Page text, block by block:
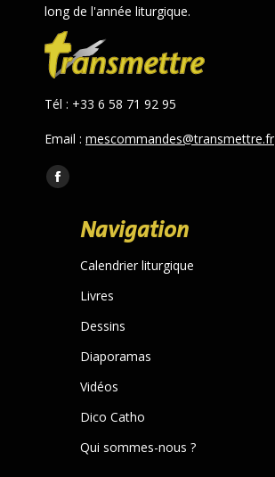
long de l'année liturgique.
Tél : +33 6 58 71 92 95
Email : mescommandes@transmettre.fr
Trouvez nous sur :
Facebook
opens
window
Navigation
Calendrier liturgique
Livres
Dessins
Diaporamas
Vidéos
Dico Catho
Qui sommes-nous ?